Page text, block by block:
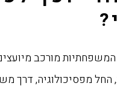
מורכב
החל מפסיכולוגיה, דרך